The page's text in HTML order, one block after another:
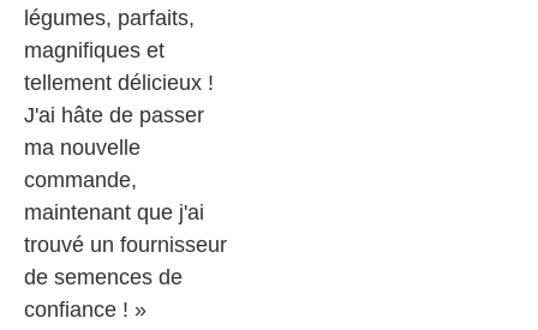
légumes, parfaits,
magnifiques et
tellement délicieux !
J'ai hâte de passer
ma nouvelle
commande,
maintenant que j'ai
trouvé un fournisseur
de semences de
confiance ! »